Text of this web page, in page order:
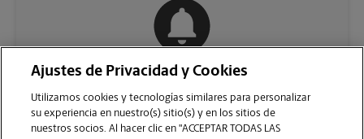
Ajustes de Privacidad y Cookies
Utilizamos cookies y tecnologías similares para personalizar
su experiencia en nuestro(s) sitio(s) y en los sitios de
nuestros socios. Al hacer clic en "ACCEPTAR TODAS LAS